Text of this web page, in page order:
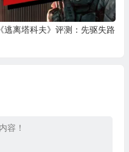
《逃离塔科夫》评测：先驱失路